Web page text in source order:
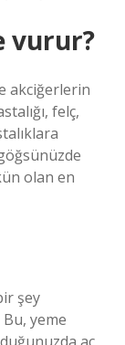
vurur?
akciğerlerin
felç,
olan en
şey
yeme